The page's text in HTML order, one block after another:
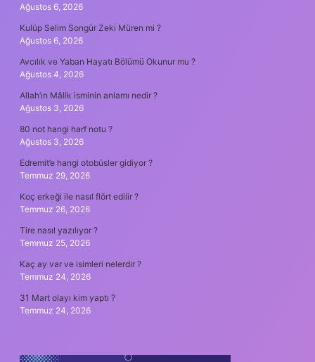
Ağustos 6, 2026
Kulüp Selim Songür Zeki Müren mi ?
Ağustos 6, 2026
Avcılık ve Yaban Hayatı Bölümü Okunur mu ?
Ağustos 4, 2026
Allah’ın Mâlik isminin anlamı nedir ?
Ağustos 3, 2026
80 not hangi harf notu ?
Ağustos 3, 2026
Edremit’e hangi otobüsler gidiyor ?
Temmuz 29, 2026
Koç erkeği ile nasıl flört edilir ?
Temmuz 26, 2026
Tire nasıl yazılıyor ?
Temmuz 25, 2026
Kaç ay var ve isimleri nelerdir ?
Temmuz 24, 2026
31 Mart olayı kim yaptı ?
Temmuz 24, 2026